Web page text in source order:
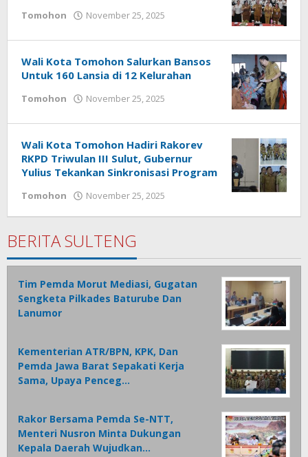
Tomohon November 25, 2025
Rotikan
Wali Kota Tomohon Salurkan Bansos
Untuk 160 Lansia di 12 Kelurahan
Tomohon November 25, 2025
Rotikan
Wali Kota Tomohon Hadiri Rakorev
RKPD Triwulan III Sulut, Gubernur
Yulius Tekankan Sinkronisasi Program
Tomohon November 25, 2025
BERITA SULTENG
Tim Pemda Morut Mediasi, Gugatan
Sengketa Pilkades Baturube Dan
Lanumor
Kementerian ATR/BPN, KPK, Dan
Pemda Jawa Barat Sepakati Kerja
Sama, Upaya Penceg…
Rakor Bersama Pemda Se-NTT,
Menteri Nusron Minta Dukungan
Kepala Daerah Wujudkan…